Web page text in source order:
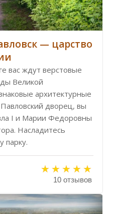
— царство
вас ждут верстовые
Великой
архитектурные
дворец, вы
I и Марии Федоровны
Насладитесь
парку.
10 отзывов